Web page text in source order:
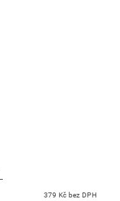
379 Kč bez DPH